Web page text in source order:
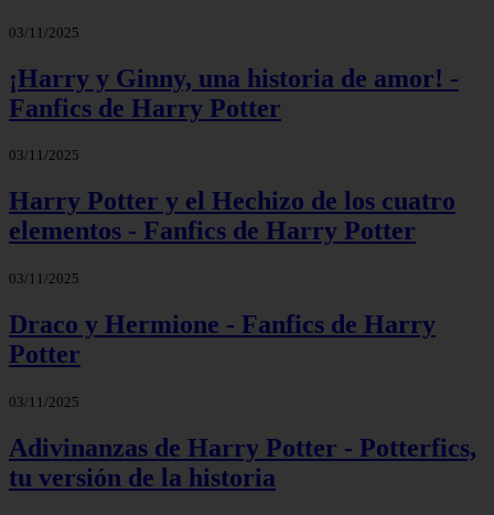
03/11/2025
¡Harry y Ginny, una historia de amor! -
Fanfics de Harry Potter
03/11/2025
Harry Potter y el Hechizo de los cuatro
elementos - Fanfics de Harry Potter
03/11/2025
Draco y Hermione - Fanfics de Harry
Potter
03/11/2025
Adivinanzas de Harry Potter - Potterfics,
tu versión de la historia